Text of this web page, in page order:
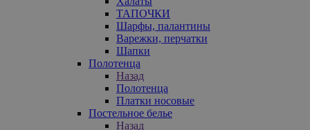
ТАПОЧКИ
Шарфы, палантины
Варежки, перчатки
Шапки
Полотенца
Назад
Полотенца
Платки носовые
Постельное белье
Назад